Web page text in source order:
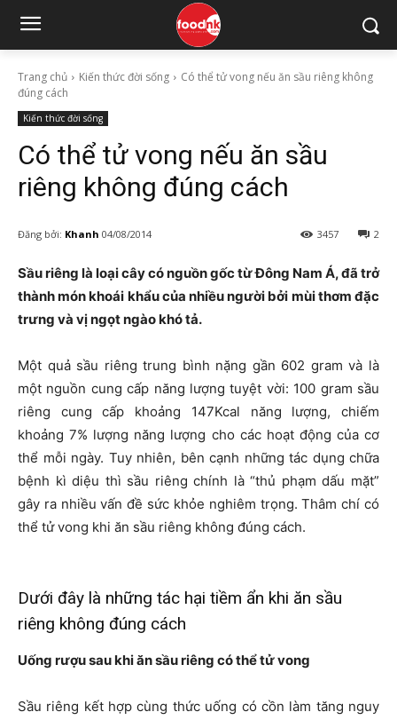
Trang chủ Kiến thức đời sống
Có thể tử vong nếu ăn sầu riêng không
đúng cách
Kiến thức đời sống
Có thể tử vong nếu ăn sầu
riêng không đúng cách
Đăng bởi: Khanh 04/08/2014 2
3457
Sầu riêng là loại cây có nguồn gốc từ Đông Nam Á, đã trở
thành món khoái khẩu của nhiều người bởi mùi thơm đặc
trưng và vị ngọt ngào khó tả.
Một quả sầu riêng trung bình nặng gần 602 gram và là
một nguồn cung cấp năng lượng tuyệt vời: 100 gram sầu
riêng cung cấp khoảng 147Kcal năng lượng, chiếm
khoảng 7% lượng năng lượng cho các hoạt động của cơ
thể mỗi ngày. Tuy nhiên, bên cạnh những tác dụng chữa
bệnh kì diệu thì sầu riêng chính là “thủ phạm dấu mặt”
gây ra nhiều vấn đề sức khỏe nghiêm trọng. Thâm chí có
thể tử vong khi ăn sầu riêng không đúng cách.
Dưới đây là những tác hại tiềm ẩn khi ăn sầu
riêng không đúng cách
Uống rượu sau khi ăn sầu riêng có thể tử vong
Sầu riêng kết hợp cùng thức uống có cồn làm tăng nguy